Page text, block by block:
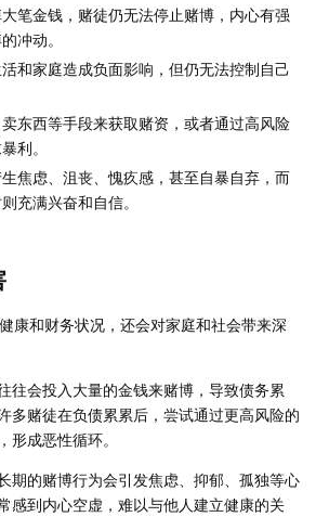
笔金钱，赌徒仍无法停止赌博，内心有强
冲动。
和家庭造成负面影响，但仍无法控制自己
东西等手段来获取赌资，或者通过高风险
利。
焦虑、沮丧、愧疚感，甚至自暴自弃，而
充满兴奋和自信。
康和财务状况，还会对家庭和社会带来深
往会投入大量的金钱来赌博，导致债务累
多赌徒在负债累累后，尝试通过更高风险的
形成恶性循环。
期的赌博行为会引发焦虑、抑郁、孤独等心
感到内心空虚，难以与他人建立健康的关